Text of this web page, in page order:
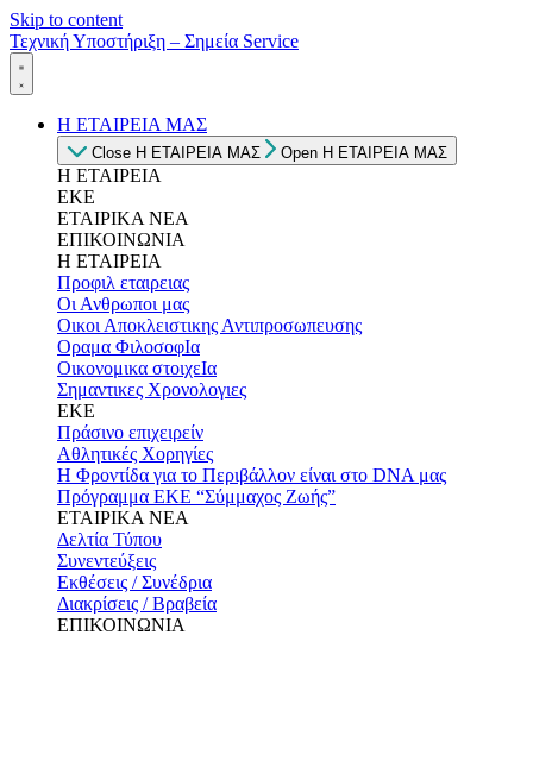
Skip to content
Τεχνική Υποστήριξη – Σημεία Service
Η ΕΤΑΙΡΕΙΑ ΜΑΣ
Close Η ΕΤΑΙΡΕΙΑ ΜΑΣ Open Η ΕΤΑΙΡΕΙΑ ΜΑΣ
Η ΕΤΑΙΡΕΙΑ
ΕΚΕ
ΕΤΑΙΡΙΚΑ ΝΕΑ
ΕΠΙΚΟΙΝΩΝΙΑ
Η ΕΤΑΙΡΕΙΑ
Προφιλ εταιρειας
Οι Ανθρωποι μας
Οικοι Αποκλειστικης Αντιπροσωπευσης
Οραμα ΦιλοσοφΙα
Οικονομικα στοιχεΙα
Σημαντικες Χρονολογιες
ΕΚΕ
Πράσινο επιχειρείν
Αθλητικές Χορηγίες
Η Φροντίδα για το Περιβάλλον είναι στο DNA μας
Πρόγραμμα ΕΚΕ “Σύμμαχος Ζωής”
ΕΤΑΙΡΙΚΑ ΝΕΑ
Δελτία Τύπου
Συνεντεύξεις
Εκθέσεις / Συνέδρια
Διακρίσεις / Βραβεία
ΕΠΙΚΟΙΝΩΝΙΑ